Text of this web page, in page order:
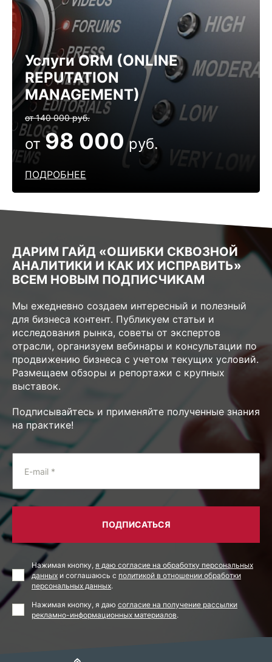
Услуги ОRM (ONLINE
REPUTATION
MANAGEMENT)
ПОДРОБНЕЕ
от 140 000 руб.
от98 000руб.
ДАРИМ ГАЙД «ОШИБКИ СКВОЗНОЙ
АНАЛИТИКИ И КАК ИХ ИСПРАВИТЬ»
ВСЕМ НОВЫМ ПОДПИСЧИКАМ
Мы ежедневно создаем интересный и полезный
для бизнеса контент. Публикуем статьи и
исследования рынка, советы от экспертов
отрасли, организуем вебинары и консультации по
продвижению бизнеса с учетом текущих условий.
Размещаем обзоры и репортажи с крупных
выставок.
Подписывайтесь и применяйте полученные знания
на практике!
E-mail *
ПОДПИСАТЬСЯ
Нажимая кнопку, я даю согласие на обработку персональных
данных и соглашаюсь с политикой в отношении обработки
персональных данных.
Нажимая кнопку, я даю согласие на получение рассылки
рекламно-информационных материалов.